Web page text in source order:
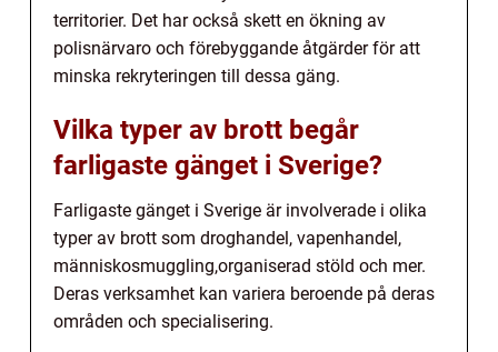
territorier. Det har också skett en ökning av
polisnärvaro och förebyggande åtgärder för att
minska rekryteringen till dessa gäng.
Vilka typer av brott begår
farligaste gänget i Sverige?
Farligaste gänget i Sverige är involverade i olika
typer av brott som droghandel, vapenhandel,
människosmuggling,organiserad stöld och mer.
Deras verksamhet kan variera beroende på deras
områden och specialisering.